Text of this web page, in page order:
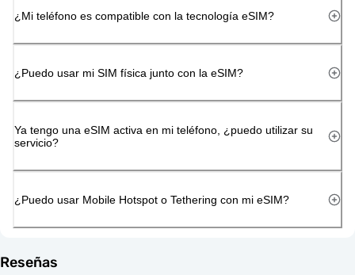
¿Mi teléfono es compatible con la tecnología eSIM?
¿Puedo usar mi SIM física junto con la eSIM?
Ya tengo una eSIM activa en mi teléfono, ¿puedo utilizar su
servicio?
¿Puedo usar Mobile Hotspot o Tethering con mi eSIM?
Reseñas